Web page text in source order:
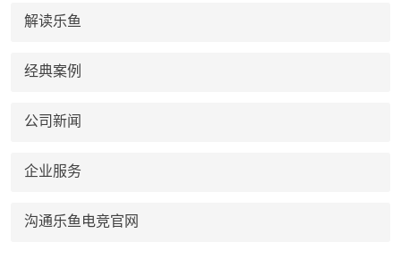
解读乐鱼
经典案例
公司新闻
企业服务
沟通乐鱼电竞官网